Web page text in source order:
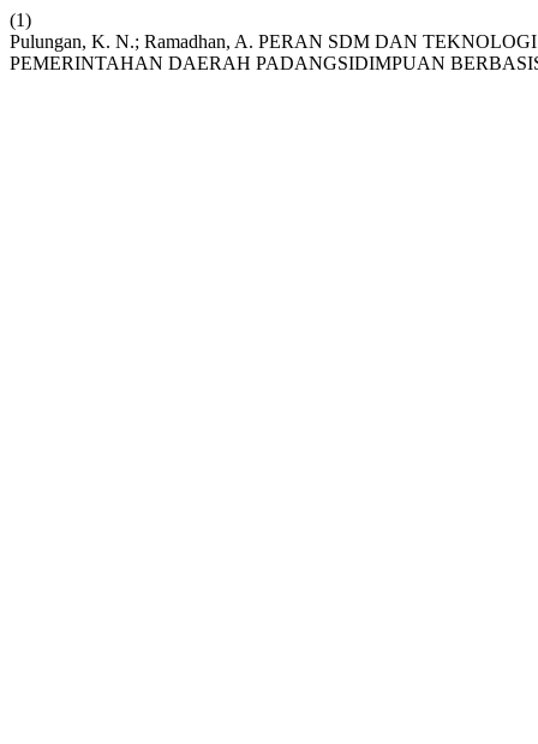
(1)
Pulungan, K. N.; Ramadhan, A. PERAN SDM DAN
PEMERINTAHAN DAERAH PADANGSIDIMPUAN